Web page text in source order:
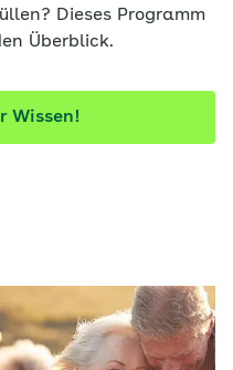
Dieses Programm
Überblick.
Wissen!